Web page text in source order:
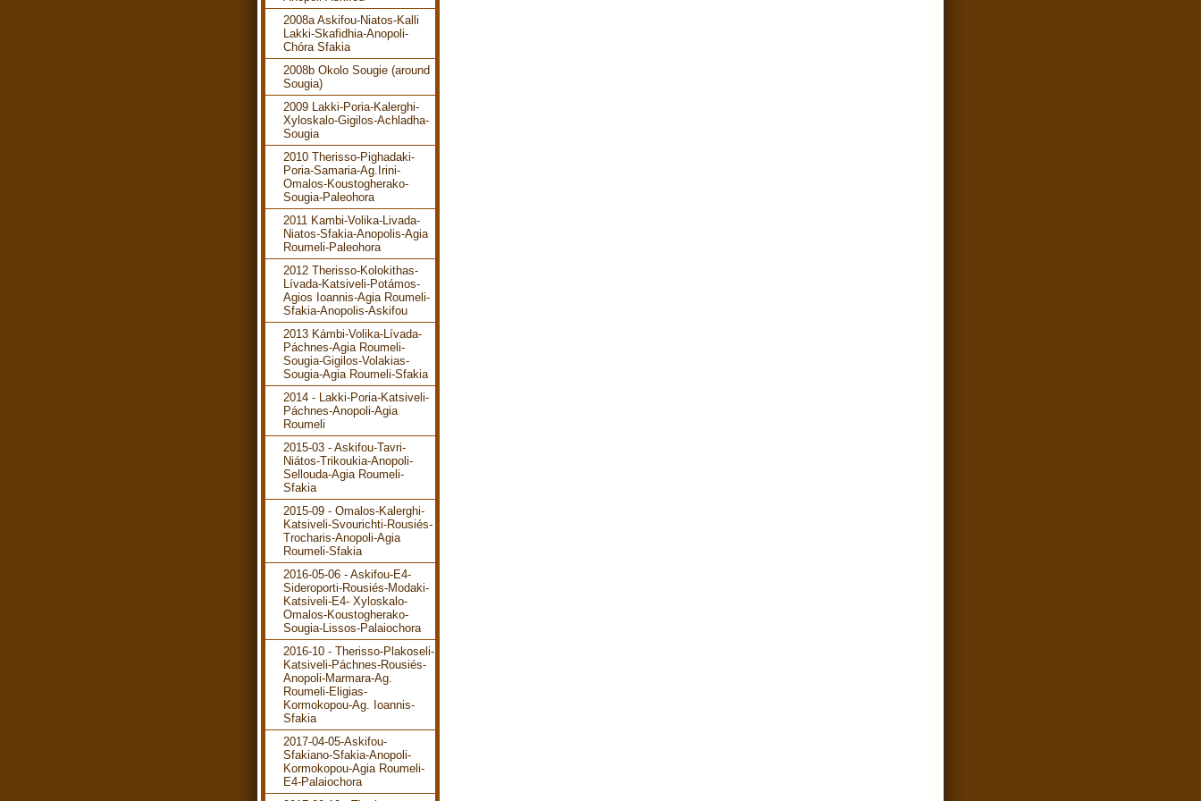
2008a Askifou-Niatos-Kalli
Lakki-Skafidhia-Anopoli-
Chóra Sfakia
2008b Okolo Sougie (around
Sougia)
2009 Lakki-Poria-Kalerghi-
Xyloskalo-Gigilos-Achladha-
Sougia
2010 Therisso-Pighadaki-
Poria-Samaria-Ag.Irini-
Omalos-Koustogherako-
Sougia-Paleohora
2011 Kambi-Volika-Livada-
Niatos-Sfakia-Anopolis-Agia
Roumeli-Paleohora
2012 Therisso-Kolokithas-
Lívada-Katsiveli-Potámos-
Agios Ioannis-Agia Roumeli-
Sfakia-Anopolis-Askifou
2013 Kámbi-Volika-Lívada-
Páchnes-Agia Roumeli-
Sougia-Gigilos-Volakias-
Sougia-Agia Roumeli-Sfakia
2014 - Lakki-Poria-Katsiveli-
Páchnes-Anopoli-Agia
Roumeli
2015-03 - Askifou-Tavri-
Niátos-Trikoukia-Anopoli-
Sellouda-Agia Roumeli-
Sfakia
2015-09 - Omalos-Kalerghi-
Katsiveli-Svourichti-Rousiés-
Trocharis-Anopoli-Agia
Roumeli-Sfakia
2016-05-06 - Askifou-E4-
Sideroporti-Rousiés-Modaki-
Katsiveli-E4- Xyloskalo-
Omalos-Koustogherako-
Sougia-Lissos-Palaiochora
2016-10 - Therisso-Plakoseli-
Katsiveli-Páchnes-Rousiés-
Anopoli-Marmara-Ag.
Roumeli-Eligias-
Kormokopou-Ag. Ioannis-
Sfakia
2017-04-05-Askifou-
Sfakiano-Sfakia-Anopoli-
Kormokopou-Agia Roumeli-
E4-Palaiochora